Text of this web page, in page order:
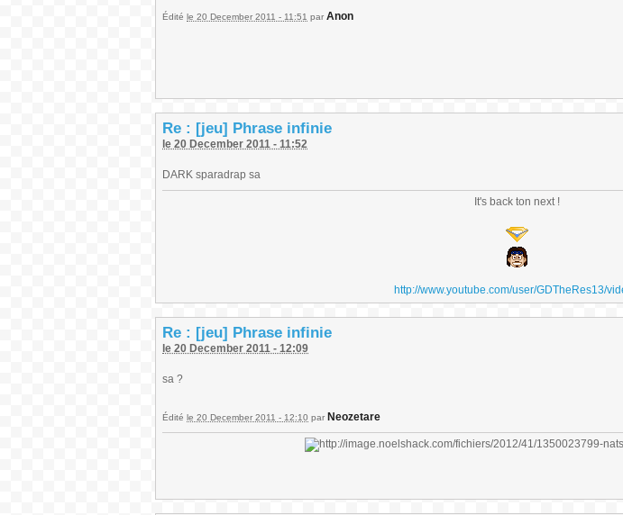
Édité le 20 December 2011 - 11:51 par Anon
Re : [jeu] Phrase infinie
le 20 December 2011 - 11:52
DARK sparadrap sa
It's back ton next !
http://www.youtube.com/user/GDTheRes13/
Re : [jeu] Phrase infinie
le 20 December 2011 - 12:09
sa ?
Édité le 20 December 2011 - 12:10 par Neozetare